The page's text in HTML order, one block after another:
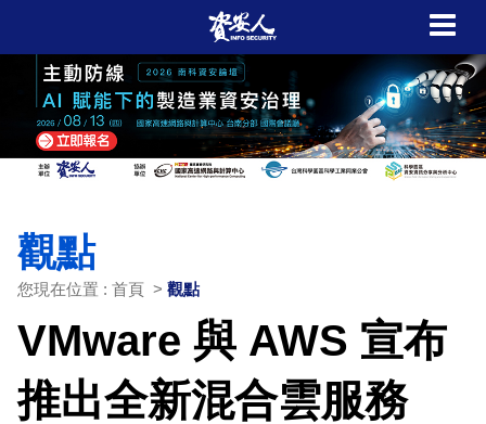
觀點
您現在位置 : 首頁 > 觀點
VMware 與 AWS 宣布
推出全新混合雲服務